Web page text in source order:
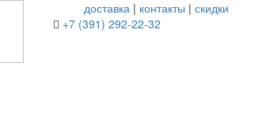
доставка | контакты |скидки
+7 (391) 292-22-32